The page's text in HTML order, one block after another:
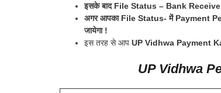
इसके बाद File Status – Bank Receive
अगर आपका File Status- में Payment
जायेगा !
इस तरह से आप UP Vidhwa Payment
UP Vidhwa